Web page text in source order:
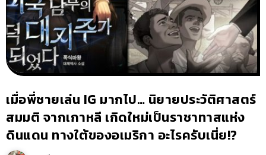
เมื่อพี่ชายเล่น IG มากไป… นิยายประวัติศาสตร์
สมมติ จากเกาหลี เกิดใหม่เป็นราชาทาสแห่ง
ดินแดน ทางใต้ของอเมริกา อะไรครับเนี่ย!?